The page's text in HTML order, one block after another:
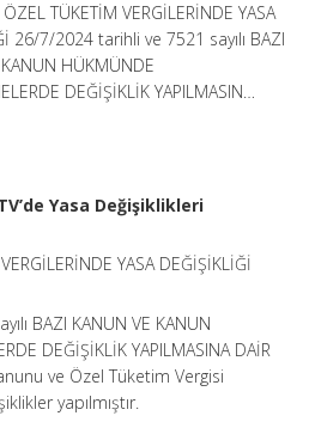
TÜKETİM VERGİLERİNDE YASA
26/7/2024 tarihli ve 7521 sayılı BAZI
HÜKMÜNDE
DEĞİŞİKLİK YAPILMASIN…
Yasa Değişiklikleri
YASA DEĞİŞİKLİĞİ
BAZI KANUN VE KANUN
DEĞİŞİKLİK YAPILMASINA DAİR
ve Özel Tüketim Vergisi
yapılmıştır.